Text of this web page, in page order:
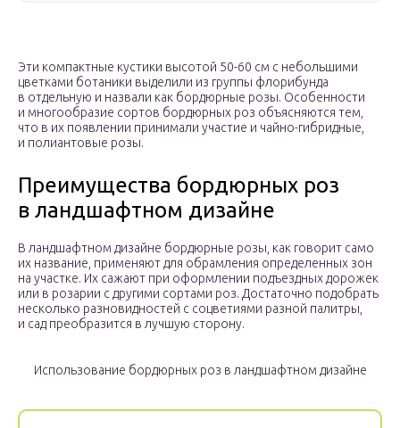
Эти компактные кустики высотой 50-60 см с небольшими
цветками ботаники выделили из группы флорибунда
в отдельную и назвали как бордюрные розы. Особенности
и многообразие сортов бордюрных роз объясняются тем,
что в их появлении принимали участие и чайно-гибридные,
и полиантовые розы.
Преимущества бордюрных роз
в ландшафтном дизайне
В ландшафтном дизайне бордюрные розы, как говорит само
их название, применяют для обрамления определенных зон
на участке. Их сажают при оформлении подъездных дорожек
или в розарии с другими сортами роз. Достаточно подобрать
несколько разновидностей с соцветиями разной палитры,
и сад преобразится в лучшую сторону.
Использование бордюрных роз в ландшафтном дизайне